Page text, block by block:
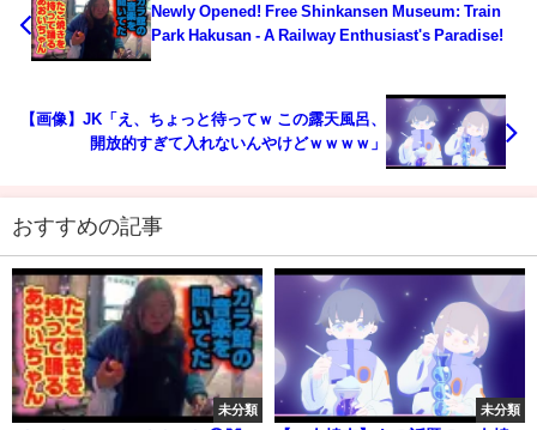
Newly Opened! Free Shinkansen Museum: Train
Park Hakusan - A Railway Enthusiast's Paradise!
【画像】JK「え、ちょっと待ってｗ この露天風呂、
開放的すぎて入れないんやけどｗｗｗｗ」
おすすめの記事
未分類 未分類